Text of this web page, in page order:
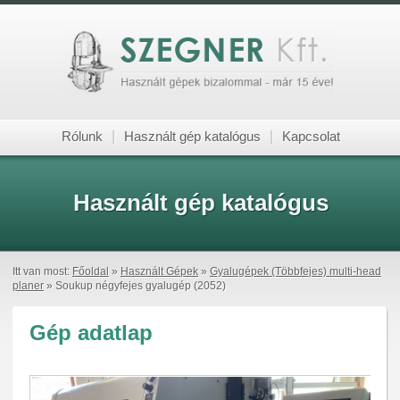
Rólunk Használt gép katalógus Kapcsolat
Használt gép katalógus
Itt van most: Főoldal » Használt Gépek » Gyalugépek (Többfejes) multi-head
planer » Soukup négyfejes gyalugép (2052)
Gép adatlap